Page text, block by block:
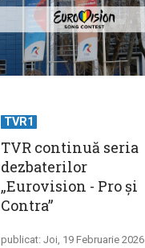
TVR1
TVR continuă seria
dezbaterilor
„Eurovision - Pro și
Contra”
publicat: Joi, 19 Februarie 2026